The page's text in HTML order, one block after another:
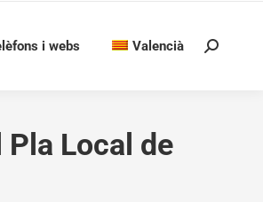
i webs Valencià Search:
Local de